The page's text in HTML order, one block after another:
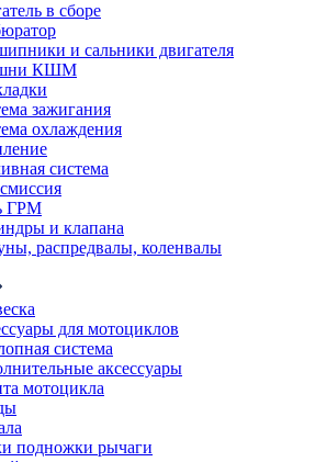
в сборе
и сальники двигателя
КШМ
зажигания
охлаждения
система
ГРМ
и клапана
распредвалы, коленвалы
для мотоциклов
система
аксессуары
мотоцикла
подножки рычаги